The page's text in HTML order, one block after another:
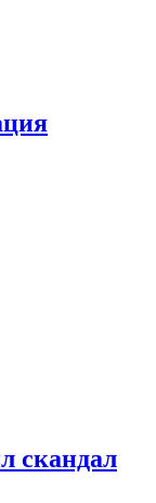
скандал